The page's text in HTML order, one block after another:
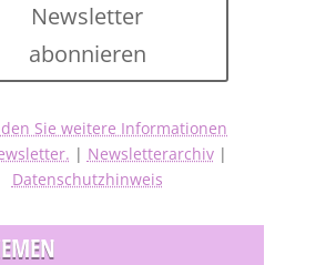
Newsletter
abonnieren
Sie weitere Informationen
| Newsletterarchiv|
Datenschutzhinweis